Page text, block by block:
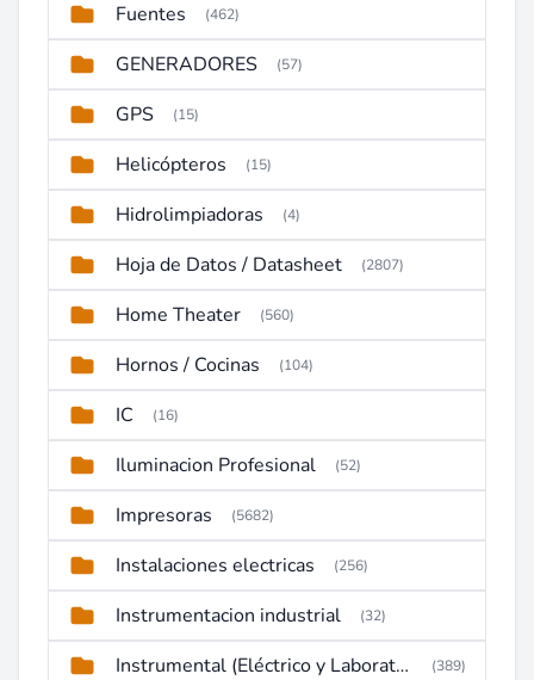
Fuentes (462)
GENERADORES (57)
GPS (15)
Helicópteros (15)
Hidrolimpiadoras (4)
Hoja de Datos / Datasheet (2807)
Home Theater (560)
Hornos / Cocinas (104)
IC (16)
Iluminacion Profesional (52)
Impresoras (5682)
Instalaciones electricas (256)
Instrumentacion industrial (32)
Instrumental (Eléctrico y Laboratorio) (389)